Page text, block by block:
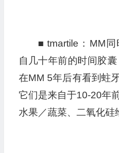
■ tmartile：MM
自几十年前的时间胶
在MM 5年后有看到蛀
它们是来自于10-20年
水果／蔬菜、二氧化硅